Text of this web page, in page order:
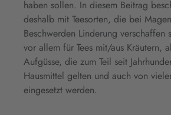
haben sollen. In diesem Beitrag
deshalb mit Teesorten, die bei
Beschwerden Linderung verschaffen
vor allem für Tees mit/aus Kräutern,
Aufgüsse, die zum Teil seit
Hausmittel gelten und auch von
eingesetzt werden.